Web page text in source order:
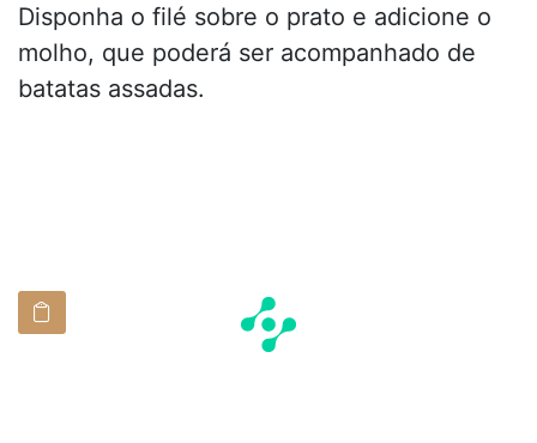
Disponha o filé sobre o prato e adicione o
molho, que poderá ser acompanhado de
batatas assadas.